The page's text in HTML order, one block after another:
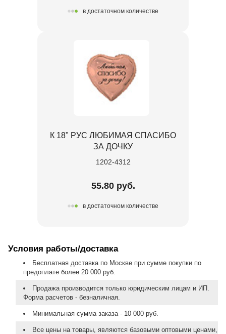
в достаточном количестве
К 18" РУС ЛЮБИМАЯ СПАСИБО
ЗА ДОЧКУ
1202-4312
55.80 руб.
в достаточном количестве
Условия работы/доставка
Бесплатная доставка по Москве при сумме покупки по
предоплате более 20 000 руб.
Продажа производится только юридическим лицам и ИП.
Форма расчетов - безналичная.
Минимальная сумма заказа - 10 000 руб.
Все цены на товары, являются базовыми оптовыми ценами,